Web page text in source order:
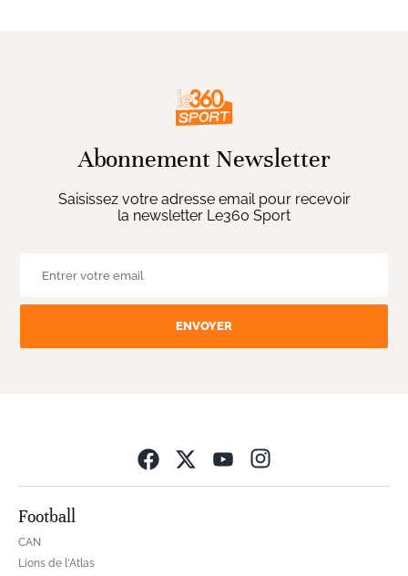
Abonnement Newsletter
Saisissez votre adresse email pour recevoir
la newsletter Le360 Sport
ENVOYER
Football
CAN
Lions de l'Atlas